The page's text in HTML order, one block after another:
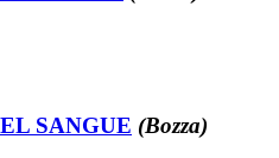
SANGUE (Bozza)